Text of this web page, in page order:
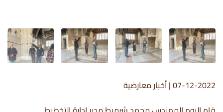
07-12-2022
|أخبار معارضية